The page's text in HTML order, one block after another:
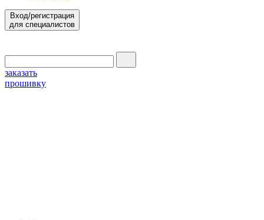
Вход/регистрация
для специалистов
заказать
прошивку